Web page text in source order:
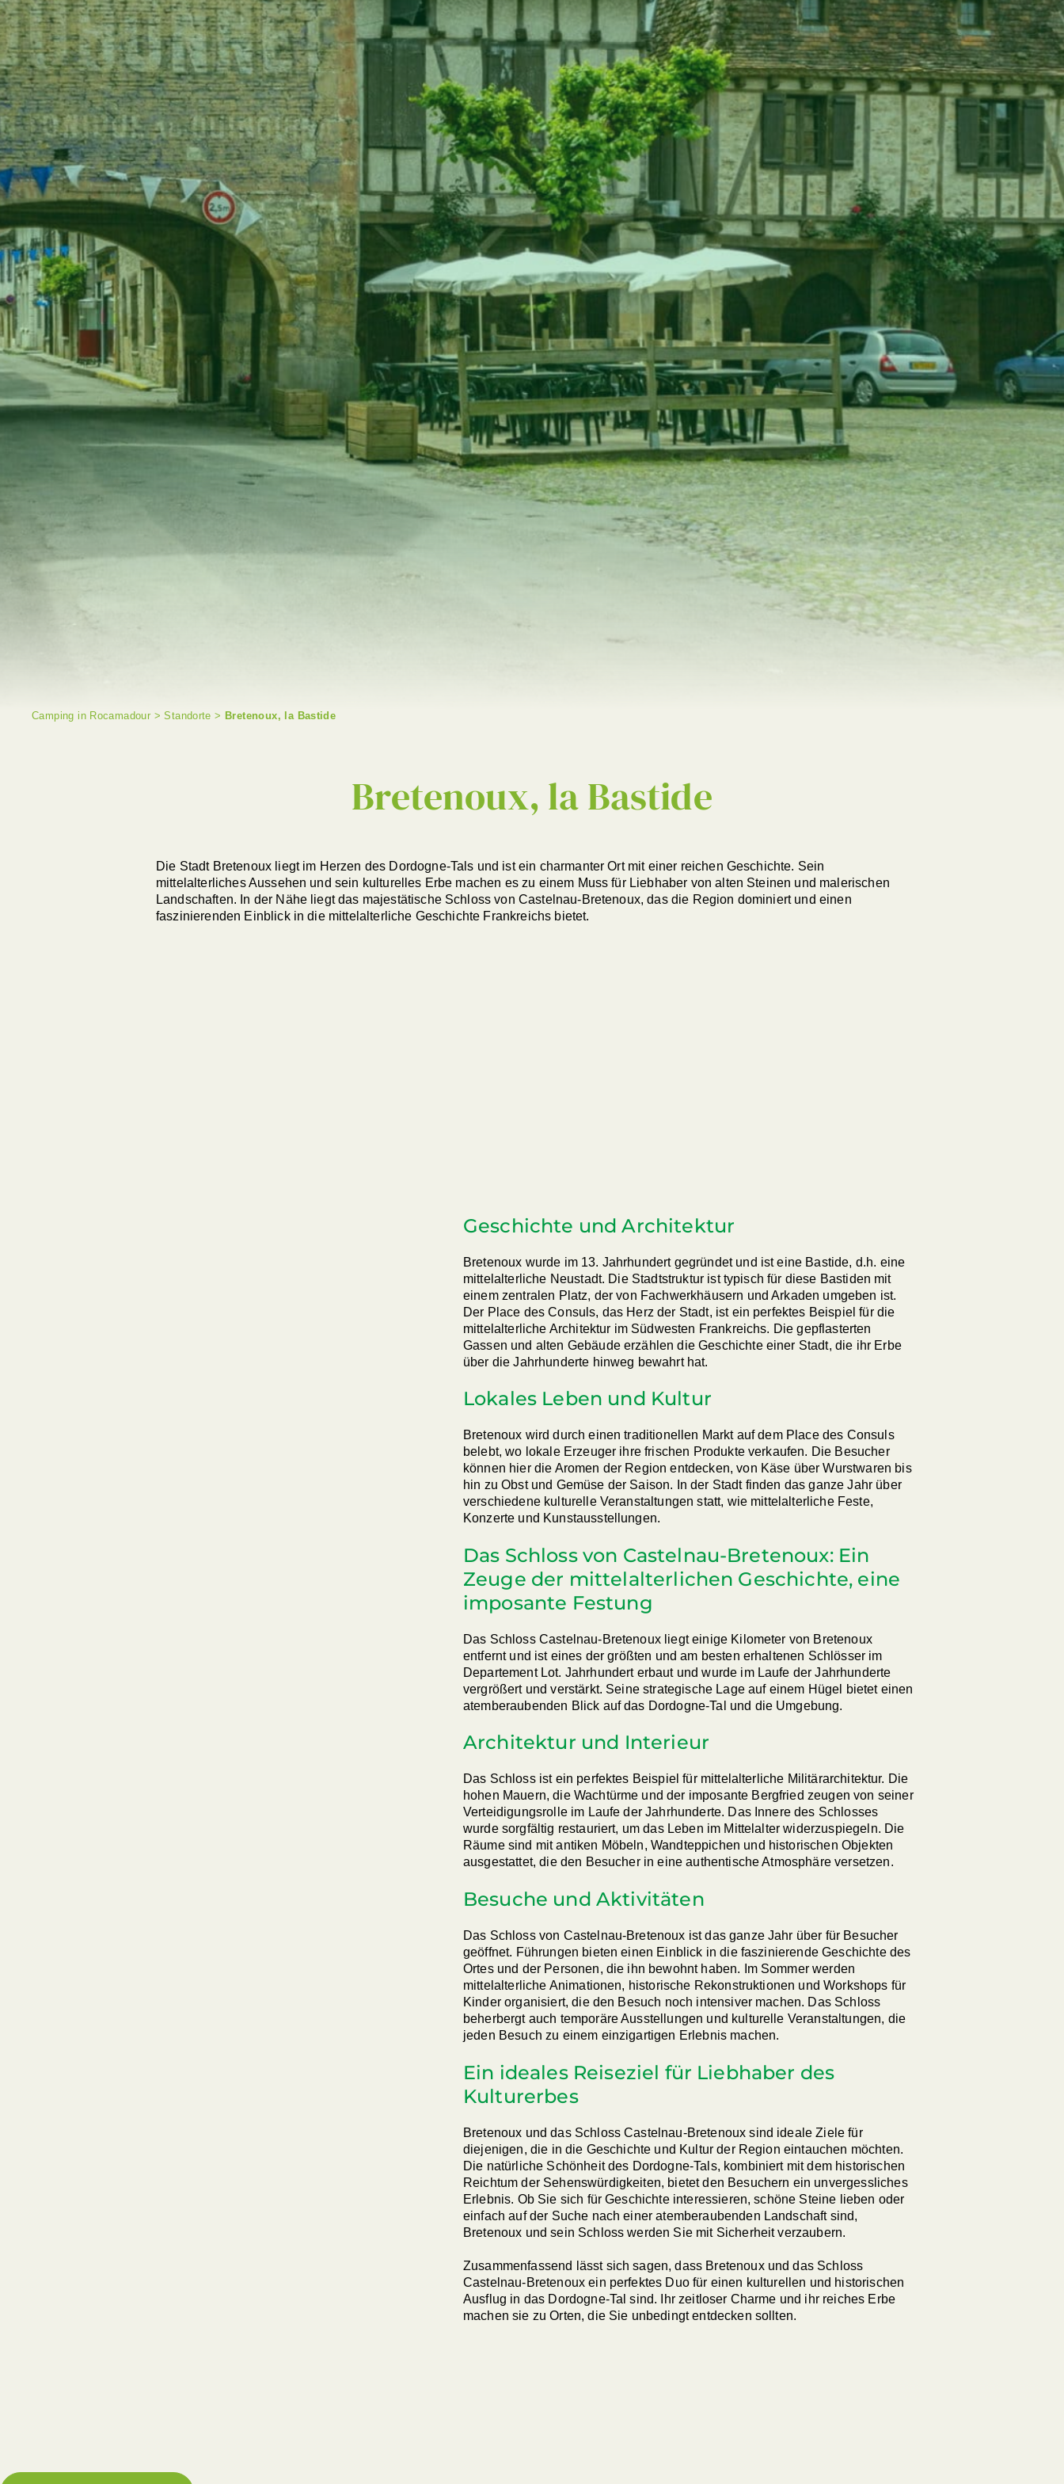
Camping in Rocamadour >Standorte > Bretenoux, la Bastide
Bretenoux, la Bastide
Die Stadt Bretenoux liegt im Herzen des Dordogne-Tals und ist ein charmanter Ort mit einer reichen Geschichte. Sein
mittelalterliches Aussehen und sein kulturelles Erbe machen es zu einem Muss für Liebhaber von alten Steinen und malerischen
Landschaften. In der Nähe liegt das majestätische Schloss von Castelnau-Bretenoux, das die Region dominiert und einen
faszinierenden Einblick in die mittelalterliche Geschichte Frankreichs bietet.
Geschichte und Architektur
Bretenoux wurde im 13. Jahrhundert gegründet und ist eine Bastide, d.h. eine
mittelalterliche Neustadt. Die Stadtstruktur ist typisch für diese Bastiden mit
einem zentralen Platz, der von Fachwerkhäusern und Arkaden umgeben ist.
Der Place des Consuls, das Herz der Stadt, ist ein perfektes Beispiel für die
mittelalterliche Architektur im Südwesten Frankreichs. Die gepflasterten
Gassen und alten Gebäude erzählen die Geschichte einer Stadt, die ihr Erbe
über die Jahrhunderte hinweg bewahrt hat.
Lokales Leben und Kultur
Bretenoux wird durch einen traditionellen Markt auf dem Place des Consuls
belebt, wo lokale Erzeuger ihre frischen Produkte verkaufen. Die Besucher
können hier die Aromen der Region entdecken, von Käse über Wurstwaren bis
hin zu Obst und Gemüse der Saison. In der Stadt finden das ganze Jahr über
verschiedene kulturelle Veranstaltungen statt, wie mittelalterliche Feste,
Konzerte und Kunstausstellungen.
Das Schloss von Castelnau-Bretenoux: Ein
Zeuge der mittelalterlichen Geschichte, eine
imposante Festung
Das Schloss Castelnau-Bretenoux liegt einige Kilometer von Bretenoux
entfernt und ist eines der größten und am besten erhaltenen Schlösser im
Departement Lot. Jahrhundert erbaut und wurde im Laufe der Jahrhunderte
vergrößert und verstärkt. Seine strategische Lage auf einem Hügel bietet einen
atemberaubenden Blick auf das Dordogne-Tal und die Umgebung.
Architektur und Interieur
Das Schloss ist ein perfektes Beispiel für mittelalterliche Militärarchitektur. Die
hohen Mauern, die Wachtürme und der imposante Bergfried zeugen von seiner
Verteidigungsrolle im Laufe der Jahrhunderte. Das Innere des Schlosses
wurde sorgfältig restauriert, um das Leben im Mittelalter widerzuspiegeln. Die
Räume sind mit antiken Möbeln, Wandteppichen und historischen Objekten
ausgestattet, die den Besucher in eine authentische Atmosphäre versetzen.
Besuche und Aktivitäten
Das Schloss von Castelnau-Bretenoux ist das ganze Jahr über für Besucher
geöffnet. Führungen bieten einen Einblick in die faszinierende Geschichte des
Ortes und der Personen, die ihn bewohnt haben. Im Sommer werden
mittelalterliche Animationen, historische Rekonstruktionen und Workshops für
Kinder organisiert, die den Besuch noch intensiver machen. Das Schloss
beherbergt auch temporäre Ausstellungen und kulturelle Veranstaltungen, die
jeden Besuch zu einem einzigartigen Erlebnis machen.
Ein ideales Reiseziel für Liebhaber des
Kulturerbes
Bretenoux und das Schloss Castelnau-Bretenoux sind ideale Ziele für
diejenigen, die in die Geschichte und Kultur der Region eintauchen möchten.
Die natürliche Schönheit des Dordogne-Tals, kombiniert mit dem historischen
Reichtum der Sehenswürdigkeiten, bietet den Besuchern ein unvergessliches
Erlebnis. Ob Sie sich für Geschichte interessieren, schöne Steine lieben oder
einfach auf der Suche nach einer atemberaubenden Landschaft sind,
Bretenoux und sein Schloss werden Sie mit Sicherheit verzaubern.
Zusammenfassend lässt sich sagen, dass Bretenoux und das Schloss
Castelnau-Bretenoux ein perfektes Duo für einen kulturellen und historischen
Ausflug in das Dordogne-Tal sind. Ihr zeitloser Charme und ihr reiches Erbe
machen sie zu Orten, die Sie unbedingt entdecken sollten.